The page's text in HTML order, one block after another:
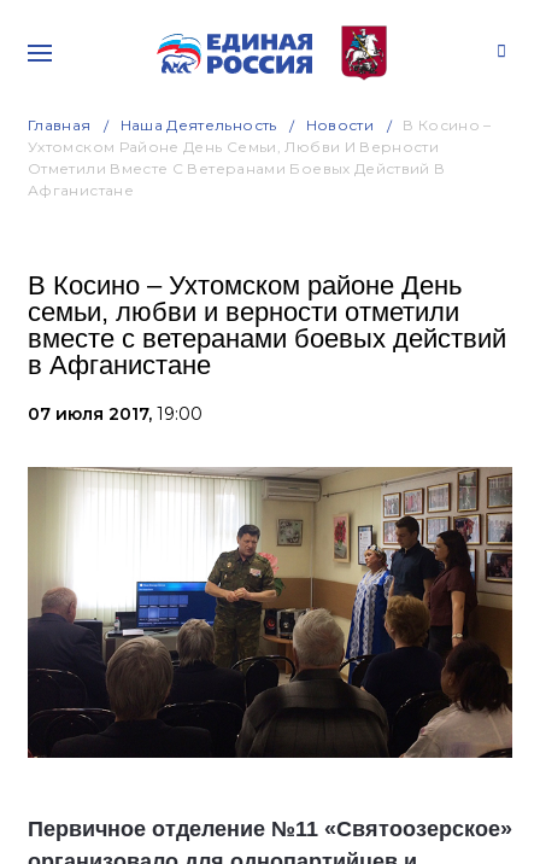
Главная Наша Деятельность Новости
В Косино –
Ухтомском Районе День Семьи, Любви И Верности
Отметили Вместе С Ветеранами Боевых Действий В
Афганистане
В Косино – Ухтомском районе День
семьи, любви и верности отметили
вместе с ветеранами боевых действий
в Афганистане
07 июля 2017, 19:00
Первичное отделение №11 «Святоозерское»